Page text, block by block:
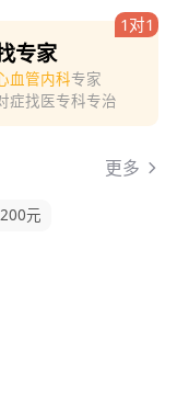
1对1
专家
血管内科专家
症找医专科专治
更多
元